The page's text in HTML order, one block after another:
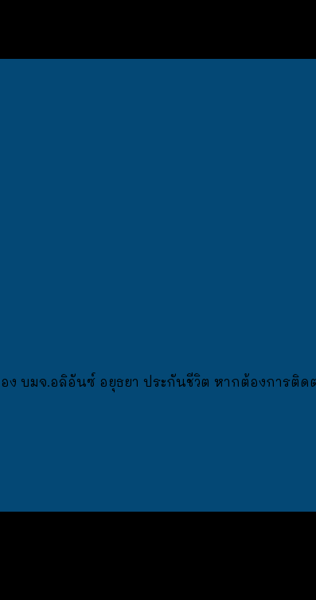
บมจ.อลิอันซ์ อยุธยา ประกันชีวิต หากต้องการติด